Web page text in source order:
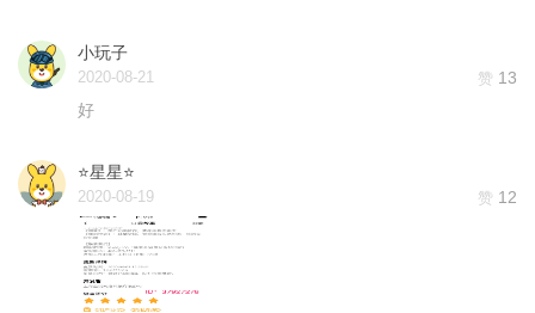
小玩子
2020-08-21 赞 13
好
⭐️星星⭐️
2020-08-19 赞 12